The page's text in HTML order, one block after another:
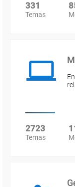
331
Temas
2723
Temas